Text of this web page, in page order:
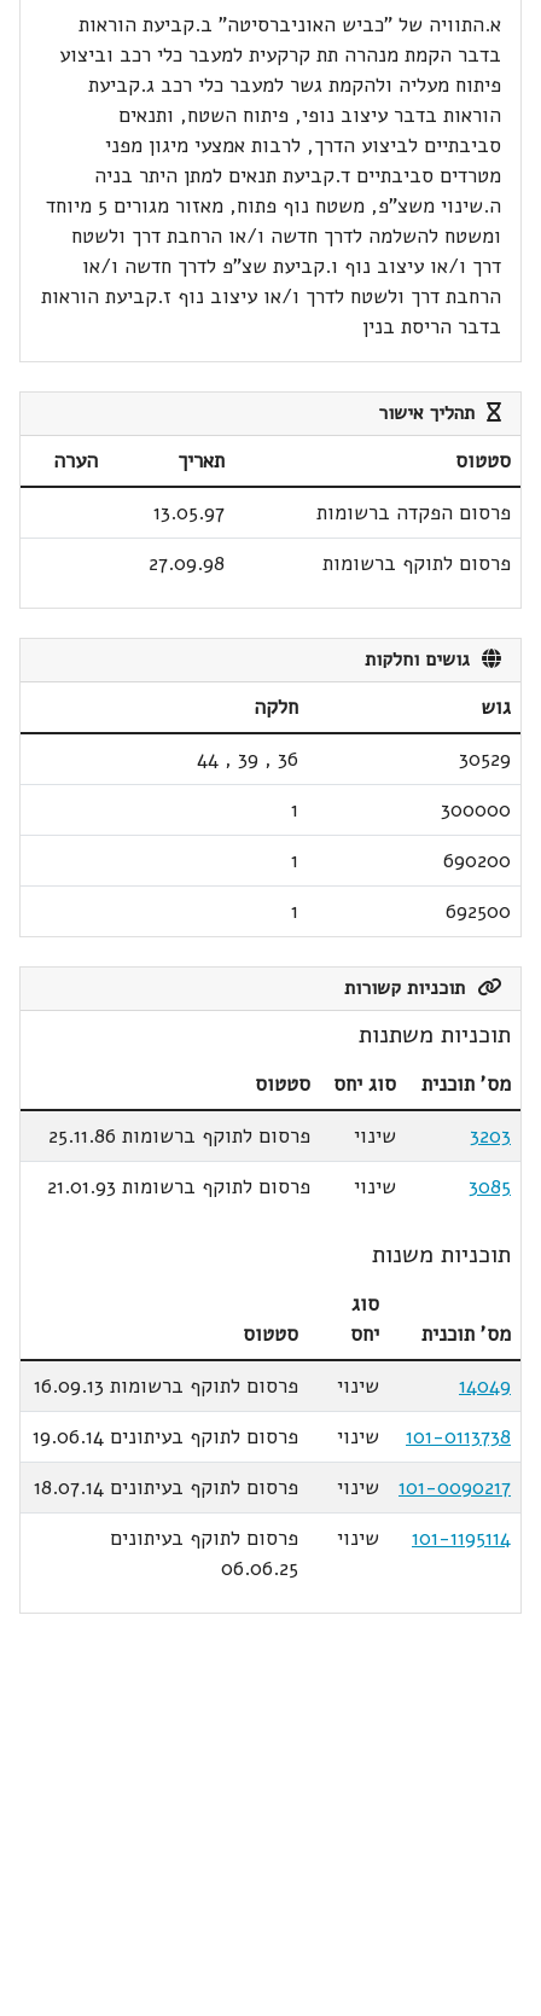
א.התוויה של "כביש האוניברסיטה" ב.קביעת הוראות
בדבר הקמת מנהרה תת קרקעית למעבר כלי רכב וביצוע
פיתוח מעליה ולהקמת גשר למעבר כלי רכב ג.קביעת
הוראות בדבר עיצוב נופי, פיתוח השטח, ותנאים
סביבתיים לביצוע הדרך, לרבות אמצעי מיגון מפני
מטרדים סביבתיים ד.קביעת תנאים למתן היתר בניה
ה.שינוי משצ"פ, משטח נוף פתוח, מאזור מגורים 5 מיוחד
ומשטח להשלמה לדרך חדשה ו/או הרחבת דרך ולשטח
דרך ו/או עיצוב נוף ו.קביעת שצ"פ לדרך חדשה ו/או
הרחבת דרך ולשטח לדרך ו/או עיצוב נוף ז.קביעת הוראות
בדבר הריסת בנין
תהליך אישור
סטטוס תאריך
הערה
פרסום הפקדה ברשומות
13.05.97
פרסום לתוקף ברשומות
27.09.98
גושים וחלקות
גוש
חלקה
30529
36
,
39
,
44
300000
1
690200
1
692500
1
תוכניות קשורות
תוכניות משתנות
מס' תוכנית סוג יחס
סטטוס
3203
שינוי
פרסום לתוקף ברשומות 25.11.86
3085
שינוי פרסום לתוקף ברשומות 21.01.93
תוכניות משנות
מס' תוכנית
סוג
יחס
סטטוס
14049
שינוי
פרסום לתוקף ברשומות 16.09.13
101-0113738
שינוי
פרסום לתוקף בעיתונים 19.06.14
101-0090217
שינוי
פרסום לתוקף בעיתונים 18.07.14
101-1195114
שינוי
פרסום לתוקף בעיתונים
06.06.25